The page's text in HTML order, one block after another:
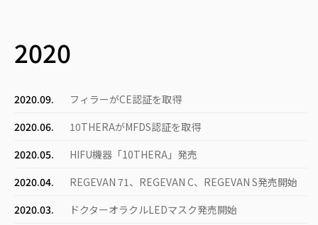
2020
2020.09.
フィラーがCE認証を取得
2020.06.
10THERAがMFDS認証を取得
2020.05.
HIFU機器「10THERA」発売
2020.04.
REGEVAN 71、REGEVAN C、REGEVAN S発売開始
2020.03.
ドクターオラクルLEDマスク発売開始